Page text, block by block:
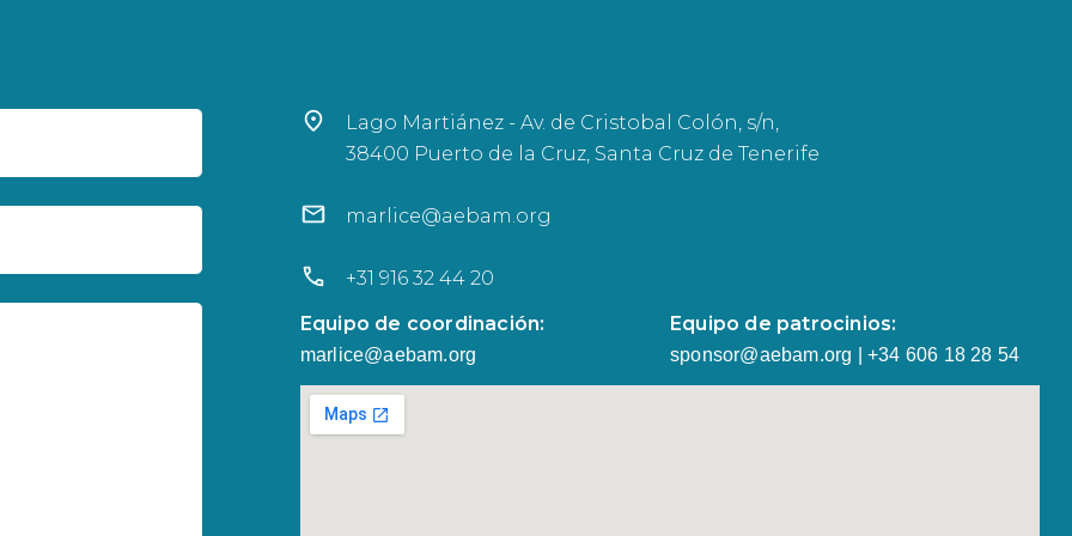
Lago Martiánez - Av. de Cristobal Colón, s/n,
38400 Puerto de la Cruz, Santa Cruz de Tenerife
marlice@aebam.org
+31 916 32 44 20
Equipo de coordinación:
marlice@aebam.org
Equipo de patrocinios:
sponsor@aebam.org | +34 606 18 28 54